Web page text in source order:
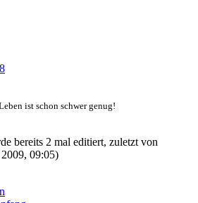
ist schon schwer genug!
bereits 2 mal editiert, zuletzt von
09:05)